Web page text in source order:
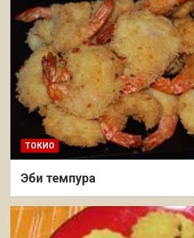
ТОКИО
Эби темпура